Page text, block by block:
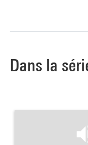
Dans la